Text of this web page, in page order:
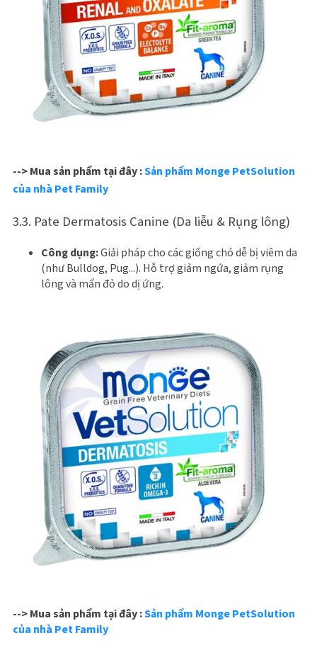
--> Mua sản phẩm tại đây :Sản phẩm Monge PetSolution
của nhà Pet Family
3.3. Pate Dermatosis Canine (Da liễu & Rụng lông)
Công dụng:Giải pháp cho các giống chó dễ bị viêm da
(như Bulldog, Pug...). Hỗ trợ giảm ngứa, giảm rụng
lông và mẩn đỏ do dị ứng.
--> Mua sản phẩm tại đây :Sản phẩm Monge PetSolution
của nhà Pet Family